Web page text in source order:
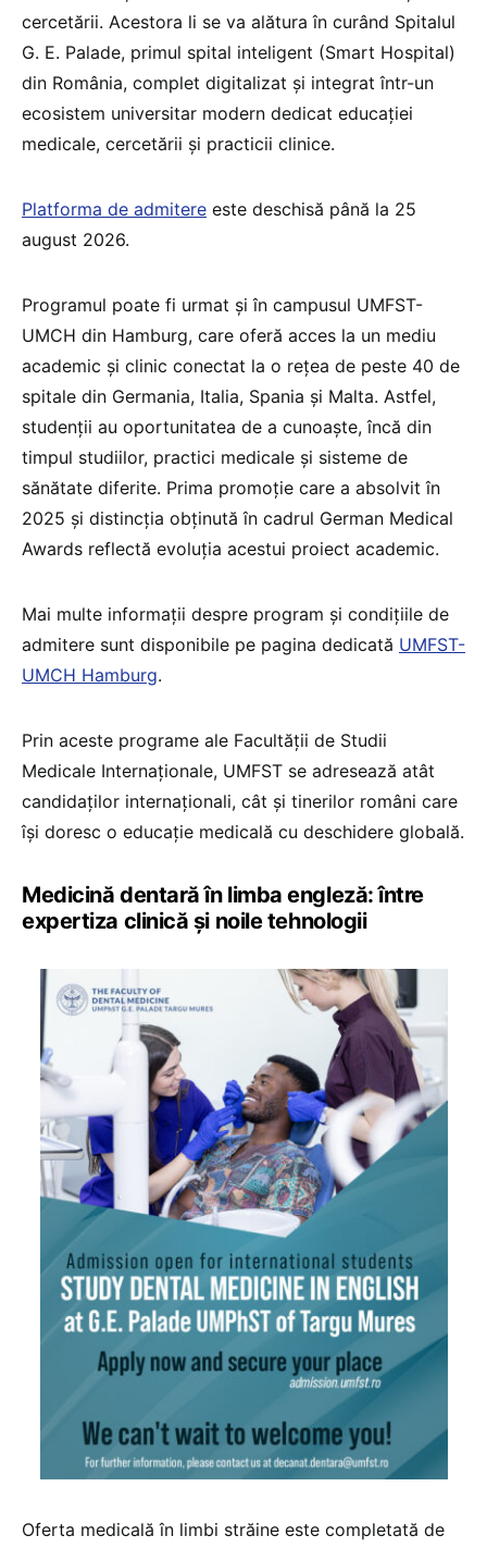
cercetării. Acestora li se va alătura în curând Spitalul
G. E. Palade, primul spital inteligent (Smart Hospital)
din România, complet digitalizat și integrat într-un
ecosistem universitar modern dedicat educației
medicale, cercetării și practicii clinice.
Platforma de admitere este deschisă până la 25
august 2026.
Programul poate fi urmat și în campusul UMFST-
UMCH din Hamburg, care oferă acces la un mediu
academic și clinic conectat la o rețea de peste 40 de
spitale din Germania, Italia, Spania și Malta. Astfel,
studenții au oportunitatea de a cunoaște, încă din
timpul studiilor, practici medicale și sisteme de
sănătate diferite. Prima promoție care a absolvit în
2025 și distincția obținută în cadrul German Medical
Awards reflectă evoluția acestui proiect academic.
Mai multe informații despre program și condițiile de
admitere sunt disponibile pe pagina dedicată UMFST-
UMCH Hamburg.
Prin aceste programe ale Facultății de Studii
Medicale Internaționale, UMFST se adresează atât
candidaților internaționali, cât și tinerilor români care
își doresc o educație medicală cu deschidere globală.
Medicină dentară în limba engleză: între
expertiza clinică și noile tehnologii
Oferta medicală în limbi străine este completată de